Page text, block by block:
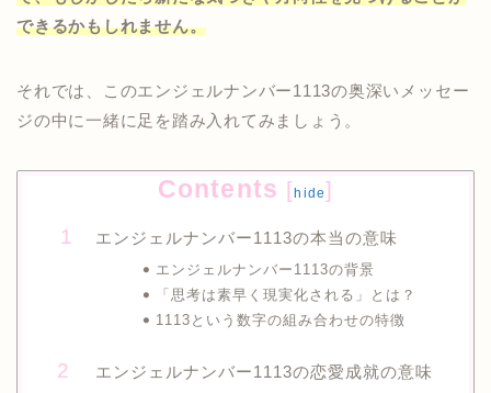
できるかもしれません。
それでは、このエンジェルナンバー1113の奥深いメッセー
ジの中に一緒に足を踏み入れてみましょう。
Contents [hide]
エンジェルナンバー1113の本当の意味
エンジェルナンバー1113の背景
「思考は素早く現実化される」とは？
1113という数字の組み合わせの特徴
エンジェルナンバー1113の恋愛成就の意味